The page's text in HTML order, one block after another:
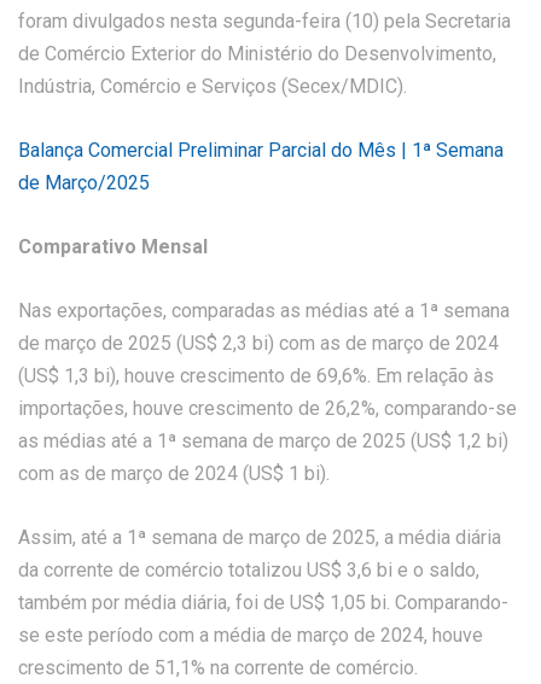
foram divulgados nesta segunda-feira (10) pela Secretaria
de Comércio Exterior do Ministério do Desenvolvimento,
Indústria, Comércio e Serviços (Secex/MDIC).
Balança Comercial Preliminar Parcial do Mês | 1ª Semana
de Março/2025
Comparativo Mensal
Nas exportações, comparadas as médias até a 1ª semana
de março de 2025 (US$ 2,3 bi) com as de março de 2024
(US$ 1,3 bi), houve crescimento de 69,6%. Em relação às
importações, houve crescimento de 26,2%, comparando-se
as médias até a 1ª semana de março de 2025 (US$ 1,2 bi)
com as de março de 2024 (US$ 1 bi).
Assim, até a 1ª semana de março de 2025, a média diária
da corrente de comércio totalizou US$ 3,6 bi e o saldo,
também por média diária, foi de US$ 1,05 bi. Comparando-
se este período com a média de março de 2024, houve
crescimento de 51,1% na corrente de comércio.